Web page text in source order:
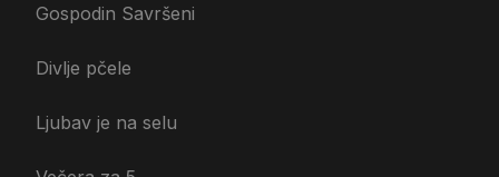
Gospodin Savršeni
Divlje pčele
Ljubav je na selu